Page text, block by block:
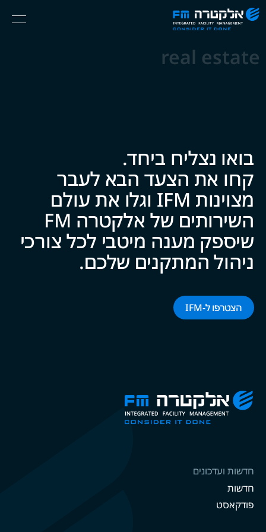
Skip
content
אלקטרה
It
Done
Menu
real estate
בואו נצליח ביח‍‍ד.
קחו את הצעד הבא לעבר
מצוינות IFM וגלו את עולם
השירותים של אלקטרה FM
שיספק מענה מיטבי לכל צ‍‍ו‍‍רכי
ניהול המתקנים של‍‍כם.
הצטרפו ל-‌‌IFM‌‌
חדשות ועדכונים
חדשות
פודקאסט